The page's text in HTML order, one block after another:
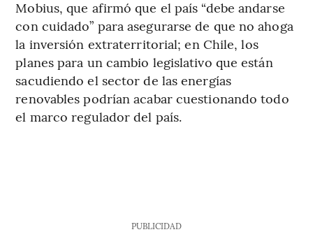
Mobius, que afirmó que el país “debe andarse
con cuidado” para asegurarse de que no ahoga
la inversión extraterritorial; en Chile, los
planes para un cambio legislativo que están
sacudiendo el sector de las energías
renovables podrían acabar cuestionando todo
el marco regulador del país.
PUBLICIDAD